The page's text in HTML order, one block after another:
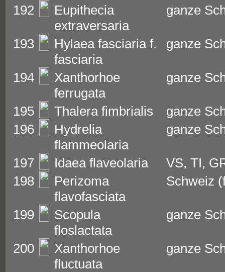
192
Eupithecia
extraversaria
ganze
193
Hylaea fasciaria f.
fasciaria
ganze
194
Xanthorhoe
ferrugata
ganze
195 Thalera fimbrialis
ganze
196
Hydrelia
flammeolaria
ganze
197 Idaea flaveolaria
VS, TI,
198
Perizoma
flavofasciata
Schweiz
199
Scopula
floslactata
ganze
200
Xanthorhoe
fluctuata
ganze